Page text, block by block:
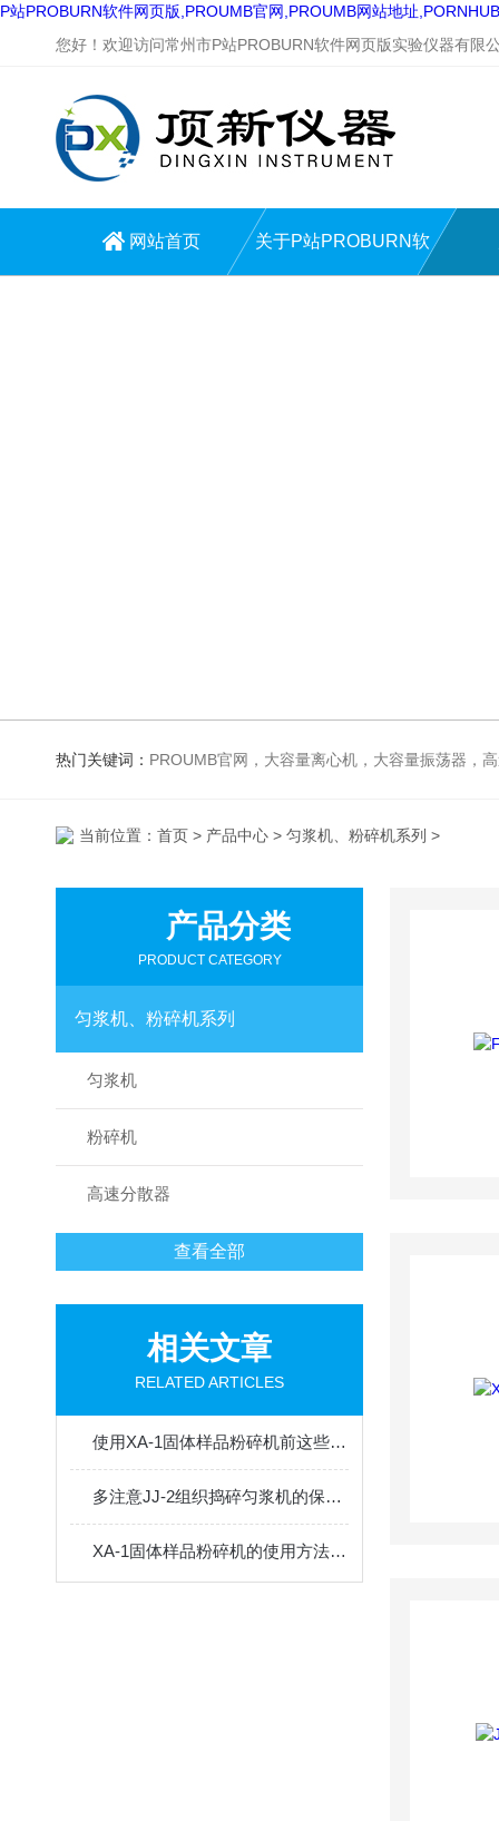
P站PROBURN软件网页版,PROUMB官网,PROUMB网站地址
您好！欢迎访问常州市P站PROBURN软件网页版实验仪器有限公
网站首页 关于P站PROBURN软
热门关键词： PROUMB官网，大容量离心机，大容量振荡器，高速冷冻离心机，生化、光照、振荡培养箱，磁力搅拌器
当前位置： 首页 > 产品中心 > 匀浆机、粉碎机系列 >
产品分类
PRODUCT CATEGORY
匀浆机、粉碎机系列
匀浆机
粉碎机
高速分散器
查看全部
相关文章
RELATED ARTICLES
使用XA-1固体样品粉碎机前这些调试工作不能少
多注意JJ-2组织捣碎匀浆机的保养可有效延长其使用寿命
XA-1固体样品粉碎机的使用方法及使用注意事项